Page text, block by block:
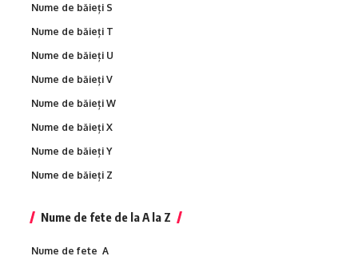
Nume de băieți S
Nume de băieți T
Nume de băieți U
Nume de băieți V
Nume de băieți W
Nume de băieți X
Nume de băieți Y
Nume de băieți Z
Nume de fete de la A la Z
Nume de fete A